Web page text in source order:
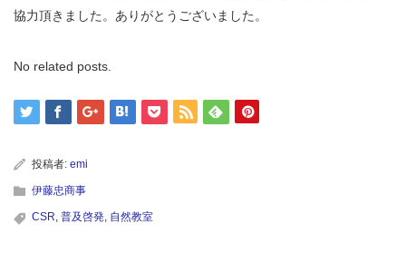
協力頂きました。ありがとうございました。
No related posts.
投稿者: emi
伊藤忠商事
CSR, 普及啓発, 自然教室